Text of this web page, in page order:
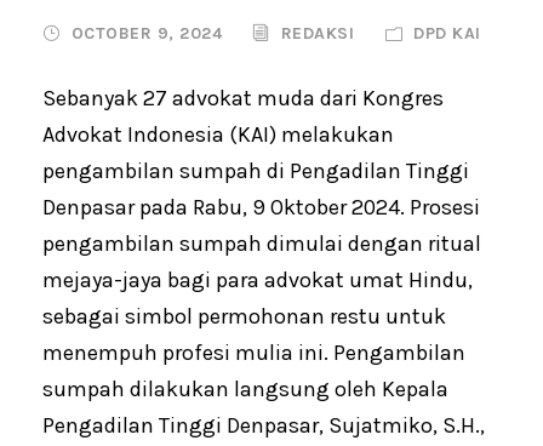
OCTOBER 9, 2024 REDAKSI DPD KAI
Sebanyak 27 advokat muda dari Kongres
Advokat Indonesia (KAI) melakukan
pengambilan sumpah di Pengadilan Tinggi
Denpasar pada Rabu, 9 Oktober 2024. Prosesi
pengambilan sumpah dimulai dengan ritual
mejaya-jaya bagi para advokat umat Hindu,
sebagai simbol permohonan restu untuk
menempuh profesi mulia ini. Pengambilan
sumpah dilakukan langsung oleh Kepala
Pengadilan Tinggi Denpasar, Sujatmiko, S.H.,